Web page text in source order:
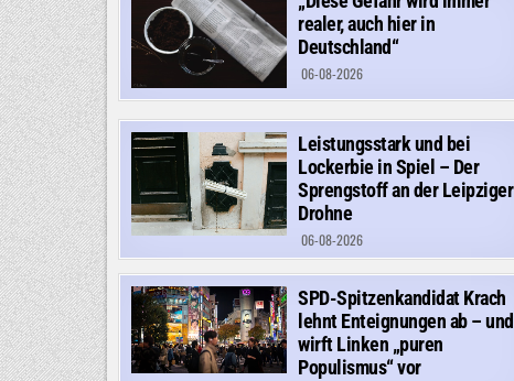
realer, auch hier in
Deutschland“
06-08-2026
Leistungsstark und bei
Lockerbie in Spiel – Der
Sprengstoff an der Leipziger
Drohne
06-08-2026
SPD-Spitzenkandidat Krach
lehnt Enteignungen ab – und
wirft Linken „puren
Populismus“ vor